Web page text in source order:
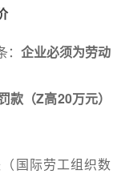
企业必须为劳动
款（Z高20万元）
国际劳工组织数